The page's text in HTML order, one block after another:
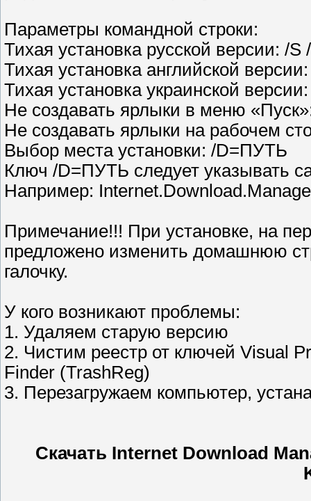
Параметры командной строки:
Тихая установка русской версии: /S
Тихая установка английской
Тихая установка украинской
Не создавать ярлыки в меню
Не создавать ярлыки на рабочем
Выбор места установки: /D=ПУТЬ
Ключ /D=ПУТЬ следует указывать
Например:
Примечание!!! При установке, на
предложено изменить домашнюю
галочку.
У кого возникают проблемы:
1. Удаляем старую версию
2. Чистим реестр от ключей Visual
Finder (TrashReg)
3. Перезагружаем компьютер,
Скачать Internet Download